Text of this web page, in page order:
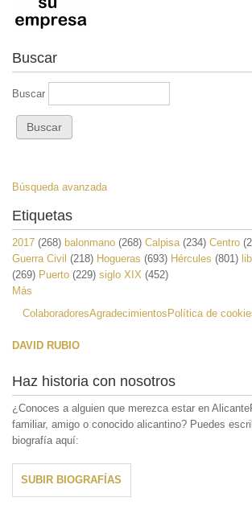
Buscar
Buscar
Búsqueda avanzada
Etiquetas
2017 (268) balonmano (268) Calpisa (234) Centro
Guerra Civil (218) Hogueras (693) Hércules (801)
(269) Puerto (229) siglo XIX (452)
Más
ColaboradoresAgradecimientos Política de
DAVID RUBIO
Haz historia con nosotros
¿Conoces a alguien que merezca estar en
familiar, amigo o conocido alicantino? Puedes
biografía aquí:
SUBIR BIOGRAFÍAS